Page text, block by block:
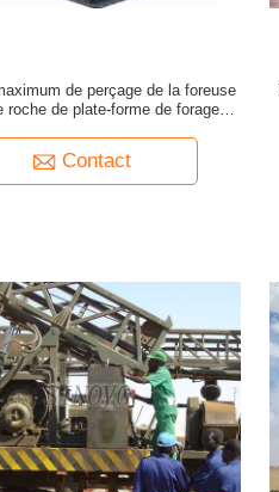
de perçage de la foreuse
roche de plate-forme de forage de
Contact